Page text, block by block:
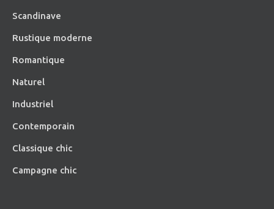
Scandinave
Rustique moderne
Romantique
Naturel
Industriel
Contemporain
Classique chic
Campagne chic